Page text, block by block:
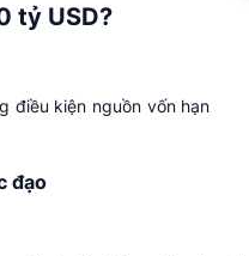
tỷ USD?
điều kiện nguồn vốn hạn
đạo